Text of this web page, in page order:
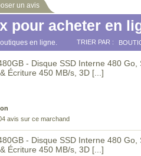
un avis
pour acheter en
en ligne. TRIER PAR :
- Disque SSD Interne 480 Go,
Écriture 450 MB/s, 3D [...]
avis sur ce marchand
- Disque SSD Interne 480 Go,
Écriture 450 MB/s, 3D [...]